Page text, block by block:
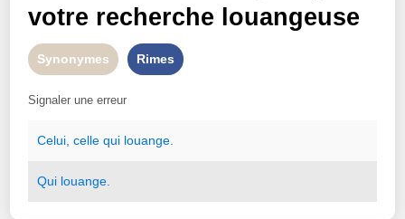
votre recherche louangeuse
Synonymes Rimes
Signaler une erreur
Celui ,celle qui louange.
Qui louange.